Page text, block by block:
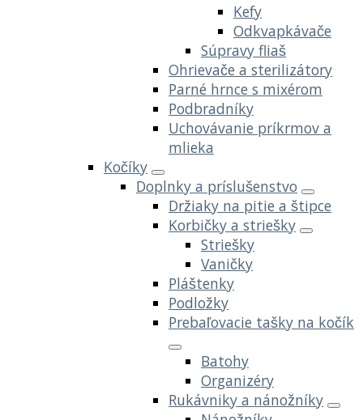
Kefy
Odkvapkávače
Súpravy fliaš
Ohrievače a sterilizátory
Parné hrnce s mixérom
Podbradníky
Uchovávanie príkrmov a
mlieka
Kočíky
Doplnky a príslušenstvo
Držiaky na pitie a štipce
Korbičky a striešky
Striešky
Vaničky
Pláštenky
Podložky
Prebaľovacie tašky na kočík
Batohy
Organizéry
Rukávniky a nánožníky